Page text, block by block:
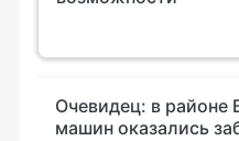
Очевидец: в районе
машин оказались